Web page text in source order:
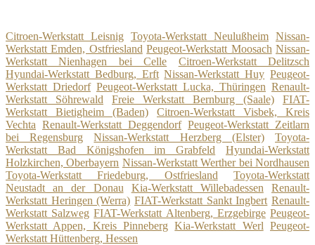
Citroen-Werkstatt Leisnig Toyota-Werkstatt Neulußheim Nissan-
Werkstatt Emden, Ostfriesland Peugeot-Werkstatt Moosach Nissan-
Werkstatt Nienhagen bei Celle
Citroen-Werkstatt Delitzsch
Hyundai-Werkstatt Bedburg, Erft Nissan-Werkstatt Huy Peugeot-
Werkstatt Driedorf Peugeot-Werkstatt Lucka, Thüringen Renault-
Werkstatt Söhrewald
Freie Werkstatt Bernburg (Saale)
FIAT-
Werkstatt Bietigheim (Baden)
Citroen-Werkstatt Visbek, Kreis
Vechta Renault-Werkstatt Deggendorf Peugeot-Werkstatt Zeitlarn
bei Regensburg
Nissan-Werkstatt Herzberg (Elster)
Toyota-
Werkstatt Bad Königshofen im Grabfeld
Hyundai-Werkstatt
Holzkirchen, Oberbayern Nissan-Werkstatt Werther bei Nordhausen
Toyota-Werkstatt Friedeburg, Ostfriesland
Toyota-Werkstatt
Neustadt an der Donau
Kia-Werkstatt Willebadessen
Renault-
Werkstatt Heringen (Werra) FIAT-Werkstatt Sankt Ingbert Renault-
Werkstatt Salzweg FIAT-Werkstatt Altenberg, Erzgebirge Peugeot-
Werkstatt Appen, Kreis Pinneberg Kia-Werkstatt Werl Peugeot-
Werkstatt Hüttenberg, Hessen